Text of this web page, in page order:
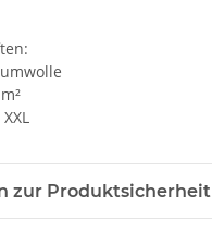
zur Produktsicherheit